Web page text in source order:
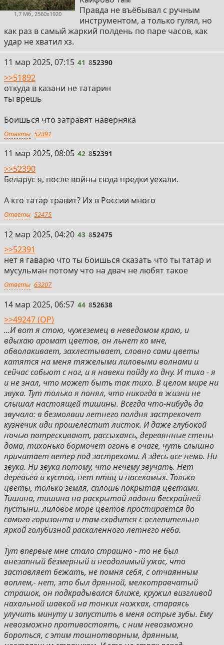
1,7 Мб, 2560x1920
Правда не въёбывал с ручным
инструментом, а только гулял, но
как раз в самый жаркий полдень по паре часов, как
удар не хватил хз.
41
11 мар 2025, 07:15 41 852390
>>51892
откуда в казани не татарин
ты врешь
Боишься что затравят наверняка
Ответы 52391
42
11 мар 2025, 08:05 42 852391
>>52390
Беларус я, после войны сюда предки уехали.
А кто татар травит? Их в России много
Ответы 52475
43
12 мар 2025, 04:20 43 852475
>>52391
нет я гаварю что ты боишься сказать что ты татар и
мусульман потому что на двач не любят такое
Ответы 63207
44
14 мар 2025, 06:57 44 852638
>>49247 (OP)
...И вот я стою, чужеземец в неведомом краю, и
вдыхаю аромат цветов, он льнет ко мне,
обволакивает, захлестывает, словно сами цветы
катятся на меня тяжелыми лиловыми волнами и
сейчас собьют с ног, и я навеки пойду ко дну. И тихо - я
и не знал, что может быть так тихо. В целом мире ни
звука. Тут только я понял, что никогда в жизни не
слышал настоящей тишины. Всегда что-нибудь да
звучало: в безмолвии летнего полдня застрекочет
кузнечик иди прошелестит листок. И даже глубокой
ночью потрескивают, рассыхаясь, деревянные стены
дома, тихонько бормочет огонь в очаге, чуть слышно
причитает ветер под застрехами. А здесь все немо. Ни
звука. Ни звука потому, что нечему звучать. Нет
деревьев и кустов, нет птиц и насекомых. Только
цветы, только земля, сплошь покрытая цветами.
Тишина, тишина на раскрытой ладони бескрайней
пустыни. лиловое море цветов простирается до
самого горизонта и там сходится с ослепительно
яркой голубизной раскаленного летнего неба.
Тут впервые мне стало страшно - то не был
внезапный безмерный и неодолимый ужас, что
заставляет бежать, не помня себя, с отчаянным
воплем,- нет, это был дрянной, мелкотравчатый
страшок, он подкрадывался ближе, кружил визгливой
нахальной шавкой на тонких ножках, стараясь
улучить минуту и запустить в меня острые зубы. Ему
невозможно противостоять, с ним невозможно
бороться, с этим тошнотворным, дрянным,